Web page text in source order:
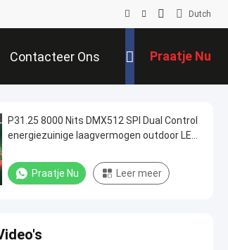
Dutch
Contacteer Ons Praatje Nu
P31.25 8000 Nits DMX512 SPI Dual Control
energiezuinige laagvermogen outdoor LED
Praatje Nu Leer meer